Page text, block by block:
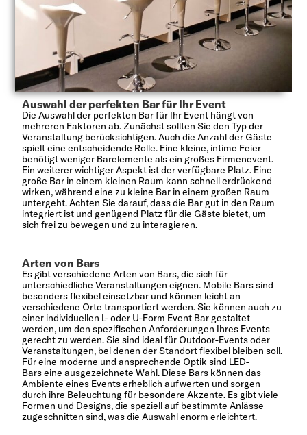
Auswahl der perfekten Bar für Ihr Event
Die Auswahl der perfekten Bar für Ihr Event hängt von
mehreren Faktoren ab. Zunächst sollten Sie den Typ der
Veranstaltung berücksichtigen. Auch die Anzahl der Gäste
spielt eine entscheidende Rolle. Eine kleine, intime Feier
benötigt weniger Barelemente als ein großes Firmenevent.
Ein weiterer wichtiger Aspekt ist der verfügbare Platz. Eine
große Bar in einem kleinen Raum kann schnell erdrückend
wirken, während eine zu kleine Bar in einem großen Raum
untergeht. Achten Sie darauf, dass die Bar gut in den Raum
integriert ist und genügend Platz für die Gäste bietet, um
sich frei zu bewegen und zu interagieren.
Arten von Bars
Es gibt verschiedene Arten von Bars, die sich für
unterschiedliche Veranstaltungen eignen. Mobile Bars sind
besonders flexibel einsetzbar und können leicht an
verschiedene Orte transportiert werden. Sie können auch zu
einer individuellen L- oder U-Form Event Bar gestaltet
werden, um den spezifischen Anforderungen Ihres Events
gerecht zu werden. Sie sind ideal für Outdoor-Events oder
Veranstaltungen, bei denen der Standort flexibel bleiben soll.
Für eine moderne und ansprechende Optik sind LED-
Bars eine ausgezeichnete Wahl. Diese Bars können das
Ambiente eines Events erheblich aufwerten und sorgen
durch ihre Beleuchtung für besondere Akzente. Es gibt viele
Formen und Designs, die speziell auf bestimmte Anlässe
zugeschnitten sind, was die Auswahl enorm erleichtert.